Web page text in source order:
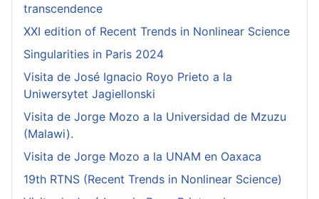
transcendence
XXI edition of Recent Trends in Nonlinear Science
Singularities in Paris 2024
Visita de José Ignacio Royo Prieto a la
Uniwersytet Jagiellonski
Visita de Jorge Mozo a la Universidad de Mzuzu
(Malawi).
Visita de Jorge Mozo a la UNAM en Oaxaca
19th RTNS (Recent Trends in Nonlinear Science)